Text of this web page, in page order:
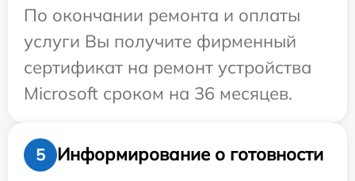
По окончании ремонта и оплаты
услуги Вы получите фирменный
сертификат на ремонт устройства
Microsoft сроком на 36 месяцев.
5
Информирование о готовности